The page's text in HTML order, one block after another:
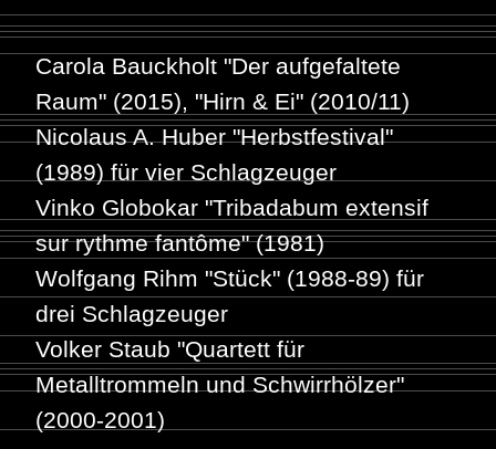
Carola Bauckholt "Der aufgefaltete
Raum" (2015), "Hirn & Ei" (2010/11)
Nicolaus A. Huber"Herbstfestival"
(1989) für vier Schlagzeuger
Vinko Globokar "Tribadabum extensif
sur rythme fantôme" (1981)
Wolfgang Rihm "Stück" (1988-89) für
drei Schlagzeuger
Volker Staub "Quartett für
Metalltrommeln und Schwirrhölzer"
(2000-2001)